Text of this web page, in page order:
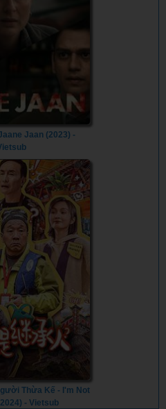
Jaan (2023) -
Thừa Kế - I'm Not
- Vietsub